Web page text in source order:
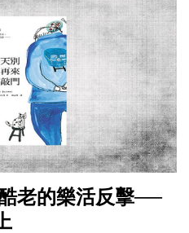
老的樂活反擊──